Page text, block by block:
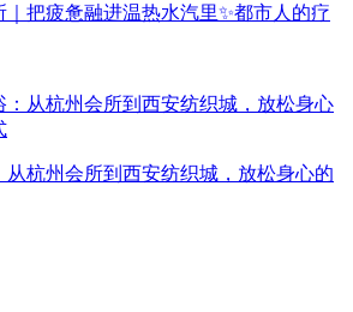
｜把疲惫融进温热水汽里✨都市人的疗
从杭州会所到西安纺织城，放松身心的